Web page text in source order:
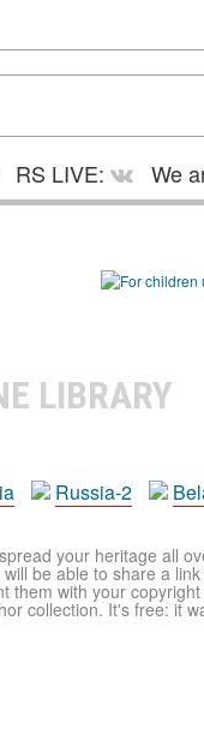
RS LIVE:
We
LIBRARY
Russia-2
your heritage all
be able to share a link
them with your copyright
collection. It's free: it